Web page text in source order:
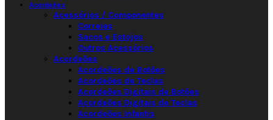
Acordeões
Acessórios / Componentes
Correias
Sacos e Estojos
Outros Acessórios
Acordeões
Acordeões de Botões
Acordeões de Teclas
Acordeões Digitais de Botões
Acordeões Digitais de Teclas
Acordeões Infantis